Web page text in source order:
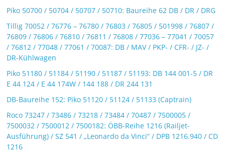
Piko 50700 / 50704 / 50707 / 50710: Baureihe 62 DB / DR / DRG
Tillig 70052 / 76776 – 76780 / 76803 / 76805 / 501998 / 76807 /
76809 / 76806 / 76810 / 76811 / 76808 / 77036 – 77041 / 70057
/ 76812 / 77048 / 77061 / 70087: DB / MAV / PKP- / CFR- / JZ- /
DR-Kühlwagen
Piko 51180 / 51184 / 51190 / 51187 / 51193: DB 144 001-5 / DR
E 44 124 / E 44 174W / 144 188 / DR 244 131
DB-Baureihe 152: Piko 51120 / 51124 / 51133 (Captrain)
Roco 73247 / 73486 / 73218 / 73484 / 70487 / 7500005 /
7500032 / 7500012 / 7500182: ÖBB-Reihe 1216 (Railjet-
Ausführung) / SZ 541 / „Leonardo da Vinci“ / DPB 1216.940 / CD
1216